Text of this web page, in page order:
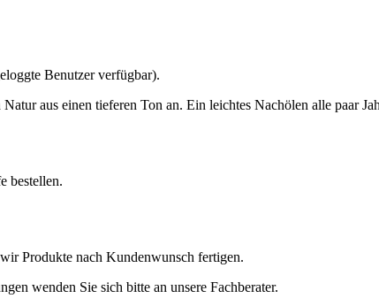
Benutzer verfügbar).
aus einen tieferen Ton an. Ein leichtes Nachölen alle paar
bestellen.
Produkte nach Kundenwunsch fertigen.
wenden Sie sich bitte an unsere Fachberater.